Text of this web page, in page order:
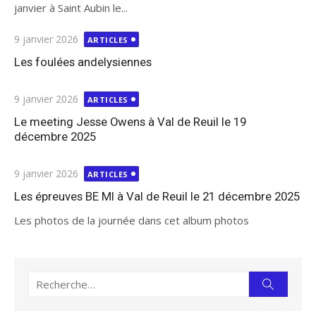
janvier à Saint Aubin le...
Publié
le
9 janvier 2026 ARTICLES
Les foulées andelysiennes
Publié
le
9 janvier 2026 ARTICLES
Le meeting Jesse Owens à Val de Reuil le 19
décembre 2025
Publié
le
9 janvier 2026 ARTICLES
Les épreuves BE MI à Val de Reuil le 21 décembre 2025
Les photos de la journée dans cet album photos
Recherche